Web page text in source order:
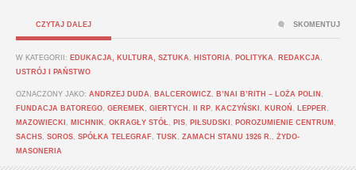
CZYTAJ DALEJ
W KATEGORII: EDUKACJA, KULTURA, SZTUKA HISTORIA POLITYKA REDAKCJA
USTRÓJ I PAŃSTWO
OZNACZONY JAKO: ANDRZEJ DUDA BALCEROWICZ B’NAI B’RITH – LOŻA POLIN
FUNDACJA BATOREGO GEREMEK GIERTYCH II RP KACZYŃSKI KUROŃ LEPPER
MAZOWIECKI
MICHNIK OKRAGŁY STÓŁ PIS PIŁSUDSKI POROZUMIENIE CENTRUM
SACHS SOROS SPÓŁKA TELEGRAF TUSK ZAMACH STANU 1926 R.
ŻYDO-
MASONERIA
SKOMENTUJ